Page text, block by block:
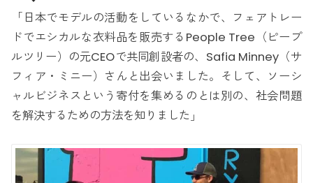
「日本でモデルの活動をしているなかで、フェアトレー
ドでエシカルな衣料品を販売するPeople Tree（ピープ
ルツリー）の元CEOで共同創設者の、Safia Minney（サ
フィア・ミニー）さんと出会いました。そして、ソーシ
ャルビジネスという寄付を集めるのとは別の、社会問題
を解決するための方法を知りました」